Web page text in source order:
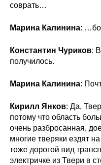
соврать…
Марина Калинина:
Константин Чуриков:
получилось.
Марина Калинина:
Кирилл Янков: Да,
потому что область
очень разбросанная,
многие тверяки ездят
тоже дорогой вид
электричке из Твери в